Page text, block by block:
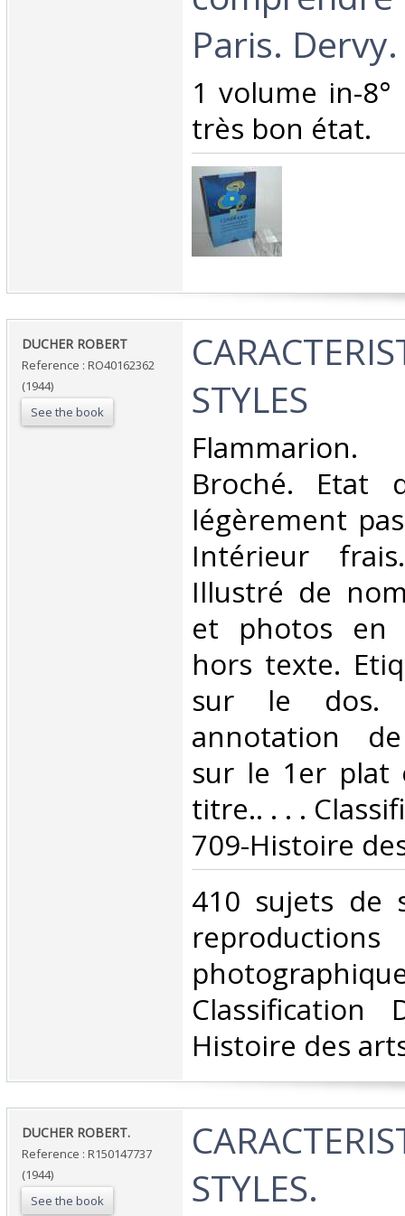
Paris.
‎1 volume in-
très bon état. ‎
‎DUCHER ROBERT‎
Reference : RO40162362
(1944)
See the book
STYLES‎
Broché. Etat
légèrement
Intérieur
Illustré de
et photos en
hors texte.
sur le dos.
annotation
sur le 1er plat
titre.. . . .
709-Histoire
‎410 sujets de
reproductions
Classification
Histoire des
‎DUCHER ROBERT.‎
Reference : R150147737
(1944)
See the book
STYLES.‎